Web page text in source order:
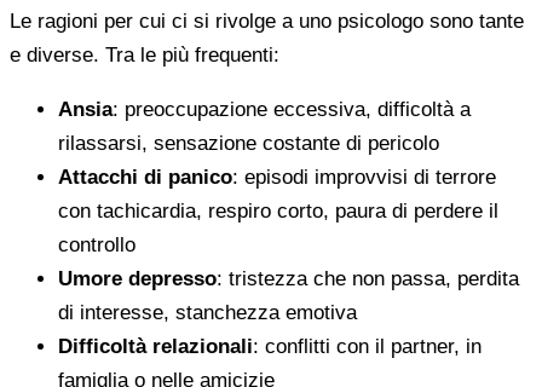
Le ragioni per cui ci si rivolge a uno psicologo sono tante
e diverse. Tra le più frequenti:
Ansia: preoccupazione eccessiva, difficoltà a
rilassarsi, sensazione costante di pericolo
Attacchi di panico: episodi improvvisi di terrore
con tachicardia, respiro corto, paura di perdere il
controllo
Umore depresso: tristezza che non passa, perdita
di interesse, stanchezza emotiva
Difficoltà relazionali: conflitti con il partner, in
famiglia o nelle amicizie